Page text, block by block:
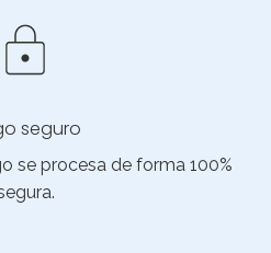
seguro
se procesa de forma 100%